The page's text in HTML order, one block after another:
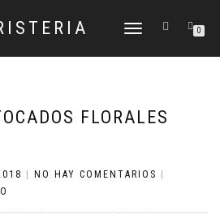
CAMBIAR
0
FLORALES
NO HAY COMENTARIOS